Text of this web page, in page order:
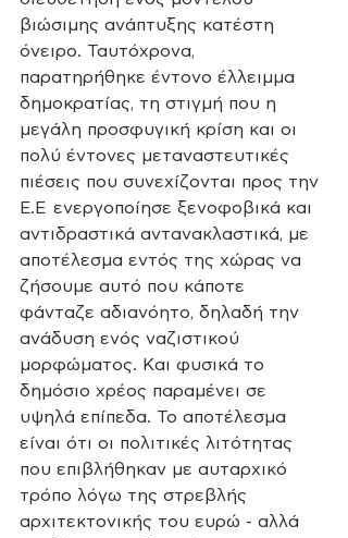
βιώσιμης ανάπτυξης κατέστη
όνειρο. Ταυτόχρονα,
παρατηρήθηκε έντονο έλλειμμα
δημοκρατίας, τη στιγμή που η
μεγάλη προσφυγική κρίση και οι
πολύ έντονες μεταναστευτικές
πιέσεις που συνεχίζονται προς την
Ε.Ε  ενεργοποίησε ξενοφοβικά και
αντιδραστικά αντανακλαστικά, με
αποτέλεσμα εντός της χώρας να
ζήσουμε αυτό που κάποτε
φάνταζε αδιανόητο, δηλαδή την
ανάδυση ενός ναζιστικού
μορφώματος. Και φυσικά το
δημόσιο χρέος παραμένει σε
υψηλά επίπεδα. Το αποτέλεσμα
είναι ότι οι πολιτικές λιτότητας
που επιβλήθηκαν με αυταρχικό
τρόπο λόγω της στρεβλής
αρχιτεκτονικής του ευρώ - αλλά